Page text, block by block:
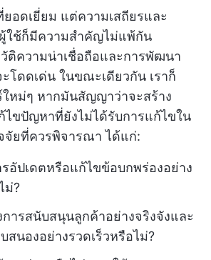
อดเยี่ยม แต่ความเสถียรและ
ใช้ก็มีความสำคัญไม่แพ้กัน
ความน่าเชื่อถือและการพัฒนา
โดดเด่น ในขณะเดียวกัน เราก็
หม่ๆ หากมันสัญญาว่าจะสร้าง
ขปัญหาที่ยังไม่ได้รับการแก้ไขใน
จัยที่ควรพิจารณา ได้แก่:
ปเดตหรือแก้ไขข้อบกพร่องอย่าง
ม่?
รสนับสนุนลูกค้าอย่างจริงจังและ
นองอย่างรวดเร็วหรือไม่?